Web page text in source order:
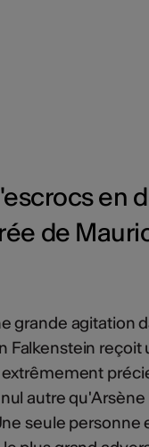
en
de
grande agitation
Falkenstein
autre
seule